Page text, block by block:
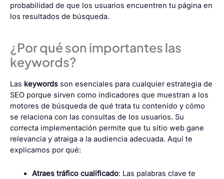
probabilidad de que los usuarios encuentren tu página en
los resultados de búsqueda.
¿Por qué son importantes las
keywords?
Las keywords son esenciales para cualquier estrategia de
SEO porque sirven como indicadores que muestran a los
motores de búsqueda de qué trata tu contenido y cómo
se relaciona con las consultas de los usuarios. Su
correcta implementación permite que tu sitio web gane
relevancia y atraiga a la audiencia adecuada. Aquí te
explicamos por qué:
Atraes tráfico cualificado: Las palabras clave te